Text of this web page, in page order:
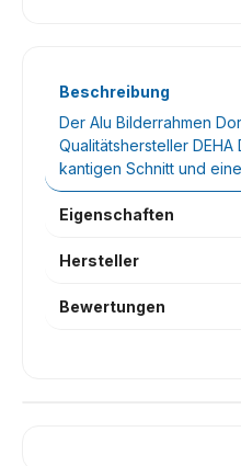
Beschreibung
Der Alu Bilderrahmen
Qualitätshersteller
kantigen Schnitt und
Eigenschaften
Hersteller
Bewertungen